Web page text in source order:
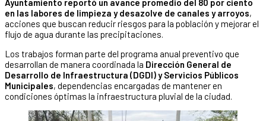
Ayuntamiento reportó un avance promedio del 80 por ciento
en las labores de limpieza y desazolve de canales y arroyos,
acciones que buscan reducir riesgos para la población y mejorar el
flujo de agua durante las precipitaciones.
Los trabajos forman parte del programa anual preventivo que
desarrollan de manera coordinada la Dirección General de
Desarrollo de Infraestructura (DGDI) y Servicios Públicos
Municipales, dependencias encargadas de mantener en
condiciones óptimas la infraestructura pluvial de la ciudad.